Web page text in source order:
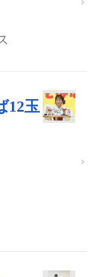
12玉